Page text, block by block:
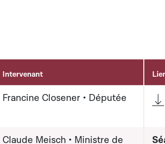
Intervenant
Francine Closener • Députée
Claude Meisch • Ministre de